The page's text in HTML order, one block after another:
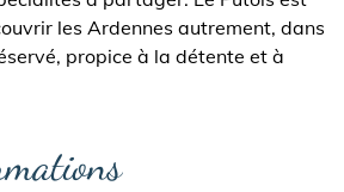
les Ardennes autrement, dans
propice à la détente et à